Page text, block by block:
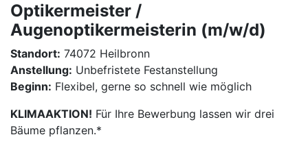
Optikermeister /
Augenoptikermeisterin (m/w/d)
Standort: 74072 Heilbronn
Anstellung: Unbefristete Festanstellung
Beginn: Flexibel, gerne so schnell wie möglich
KLIMAAKTION! Für Ihre Bewerbung lassen wir drei
Bäume pflanzen.*